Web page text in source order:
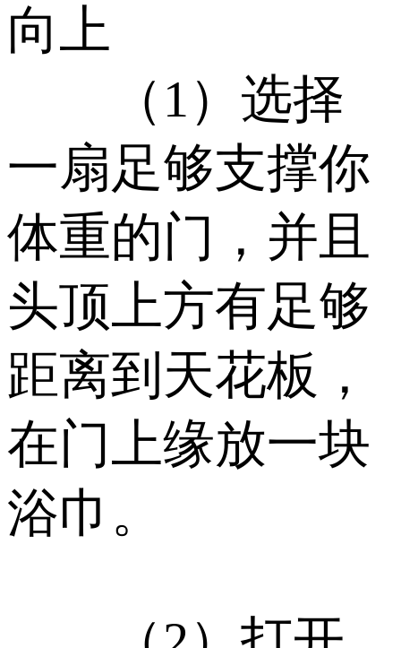
向上
（1）选择
一扇足够支撑你
体重的门，并且
头顶上方有足够
距离到天花板，
在门上缘放一块
浴巾。